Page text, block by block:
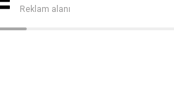
Reklam alanı